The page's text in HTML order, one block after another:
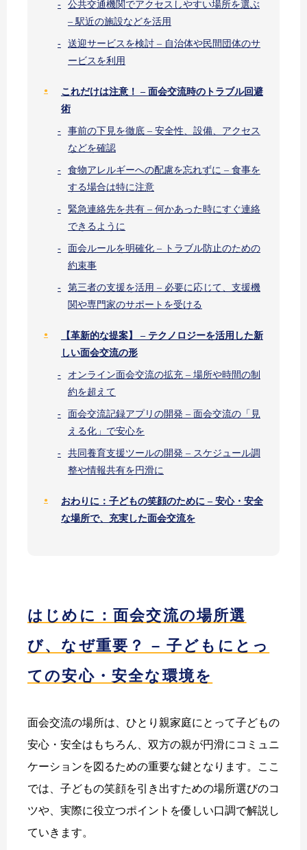
公共交通機関でアクセスしやすい場所を選ぶ
– 駅近の施設などを活用
送迎サービスを検討 – 自治体や民間団体のサ
ービスを利用
これだけは注意！ – 面会交流時のトラブル回避
術
事前の下見を徹底 – 安全性、設備、アクセス
などを確認
食物アレルギーへの配慮を忘れずに – 食事を
する場合は特に注意
緊急連絡先を共有 – 何かあった時にすぐ連絡
できるように
面会ルールを明確化 – トラブル防止のための
約束事
第三者の支援を活用 – 必要に応じて、支援機
関や専門家のサポートを受ける
【革新的な提案】 – テクノロジーを活用した新
しい面会交流の形
オンライン面会交流の拡充 – 場所や時間の制
約を超えて
面会交流記録アプリの開発 – 面会交流の「見
える化」で安心を
共同養育支援ツールの開発 – スケジュール調
整や情報共有を円滑に
おわりに：子どもの笑顔のために – 安心・安全
な場所で、充実した面会交流を
はじめに：面会交流の場所選
び、なぜ重要？ – 子どもにとっ
ての安心・安全な環境を
面会交流の場所は、ひとり親家庭にとって子どもの
安心・安全はもちろん、双方の親が円滑にコミュニ
ケーションを図るための重要な鍵となります。ここ
では、子どもの笑顔を引き出すための場所選びのコ
ツや、実際に役立つポイントを優しい口調で解説し
ていきます。